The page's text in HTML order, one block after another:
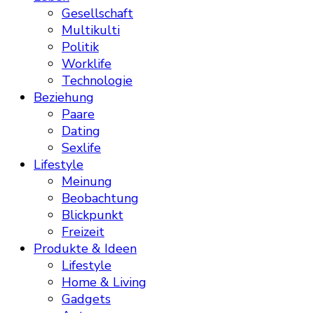
Gesellschaft
Multikulti
Politik
Worklife
Technologie
Beziehung
Paare
Dating
Sexlife
Lifestyle
Meinung
Beobachtung
Blickpunkt
Freizeit
Produkte & Ideen
Lifestyle
Home & Living
Gadgets